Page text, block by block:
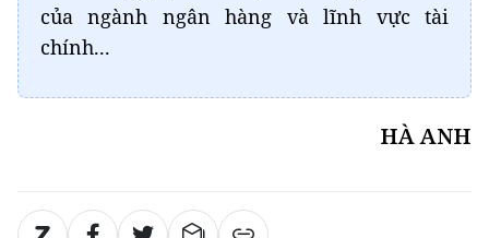
của ngành ngân hàng và lĩnh vực tài
chính...
HÀ ANH